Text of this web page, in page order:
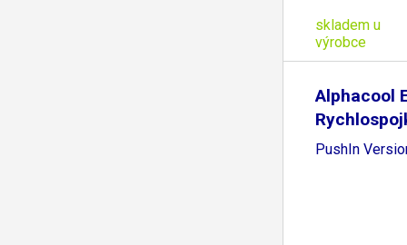
skladem u
výrobce
Alphacool
-
PushIn